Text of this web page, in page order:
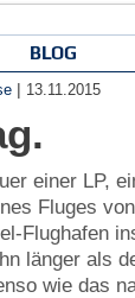
BLOG
| 13.11.2015
einer LP,
Fluges
Flughafen
länger als
wie das